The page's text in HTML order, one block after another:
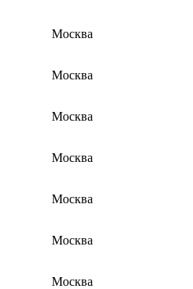
Москва
Москва
Москва
Москва
Москва
Москва
Москва